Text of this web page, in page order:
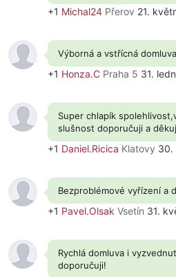
+1 Michal24 Přerov 21.
Výborná a vstřícná
+1 Honza.C Praha 5 31.
Super chlapík
slušnost doporučuji a
+1 Daniel.Ricica Klatovy 30.
Bezproblémové vyřízení a
+1 Pavel.Olsak Vsetín 31.
Rychlá domluva i
doporučuji!